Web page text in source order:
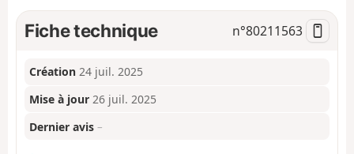
n
Fiche technique n°80211563
Création 24 juil. 2025
Mise à jour 26 juil. 2025
Dernier avis –